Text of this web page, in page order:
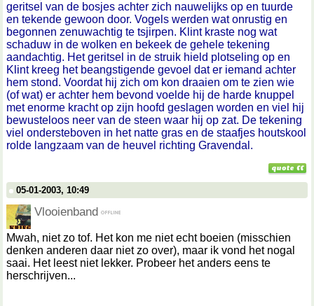
geritsel van de bosjes achter zich nauwelijks op en tuurde
en tekende gewoon door. Vogels werden wat onrustig en
begonnen zenuwachtig te tsjirpen. Klint kraste nog wat
schaduw in de wolken en bekeek de gehele tekening
aandachtig. Het geritsel in de struik hield plotseling op en
Klint kreeg het beangstigende gevoel dat er iemand achter
hem stond. Voordat hij zich om kon draaien om te zien wie
(of wat) er achter hem bevond voelde hij de harde knuppel
met enorme kracht op zijn hoofd geslagen worden en viel hij
bewusteloos neer van de steen waar hij op zat. De tekening
viel ondersteboven in het natte gras en de staafjes houtskool
rolde langzaam van de heuvel richting Gravendal.
05-01-2003, 10:49
Vlooienband
Mwah, niet zo tof. Het kon me niet echt boeien (misschien
denken anderen daar niet zo over), maar ik vond het nogal
saai. Het leest niet lekker. Probeer het anders eens te
herschrijven...